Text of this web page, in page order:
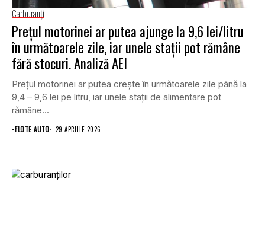
Carburanţi
Prețul motorinei ar putea ajunge la 9,6 lei/litru
în următoarele zile, iar unele stații pot rămâne
fără stocuri. Analiză AEI
Prețul motorinei ar putea crește în următoarele zile până la
9,4 – 9,6 lei pe litru, iar unele stații de alimentare pot
rămâne...
•FLOTE AUTO 29 APRILIE 2026